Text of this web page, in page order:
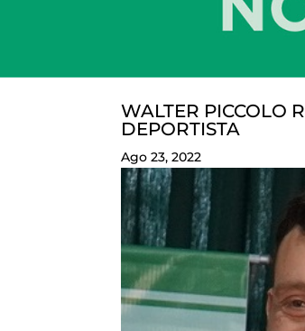
WALTER PICCOLO
DEPORTISTA
Ago 23, 2022